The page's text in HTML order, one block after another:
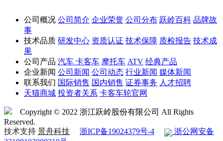
公司概况 公司简介 企业荣誉 公司分布 跃岭百科 品牌故
事
技术品质 研发中心 资质认证 技术保障 质检报告 技术成
果
公司产品 汽车 卡客车 摩托车 ATV 经典产品
企业新闻 公司新闻 公司动态 行业新闻 媒体新闻
联系我们 国际销售 国内销售 证券事务 人才招聘
天猫商城 投资者关系 卡客车轮官网
Copyright © 2022 浙江跃岭股份有限公司 All Rights
Reserved.
技术支持 景舟科技 浙ICP备19024379号-4
浙公网安备